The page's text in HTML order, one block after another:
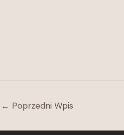
← Poprzedni Wpis